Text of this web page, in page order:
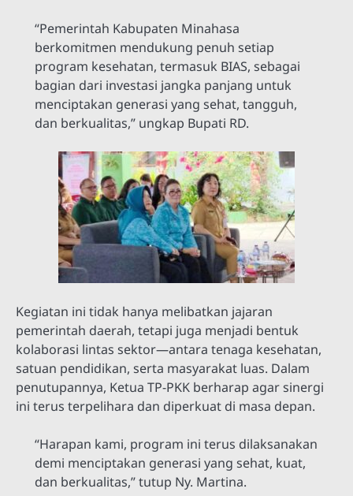
“Pemerintah Kabupaten Minahasa
berkomitmen mendukung penuh setiap
program kesehatan, termasuk BIAS, sebagai
bagian dari investasi jangka panjang untuk
menciptakan generasi yang sehat, tangguh,
dan berkualitas,” ungkap Bupati RD.
Kegiatan ini tidak hanya melibatkan jajaran
pemerintah daerah, tetapi juga menjadi bentuk
kolaborasi lintas sektor—antara tenaga kesehatan,
satuan pendidikan, serta masyarakat luas. Dalam
penutupannya, Ketua TP-PKK berharap agar sinergi
ini terus terpelihara dan diperkuat di masa depan.
“Harapan kami, program ini terus dilaksanakan
demi menciptakan generasi yang sehat, kuat,
dan berkualitas,” tutup Ny. Martina.